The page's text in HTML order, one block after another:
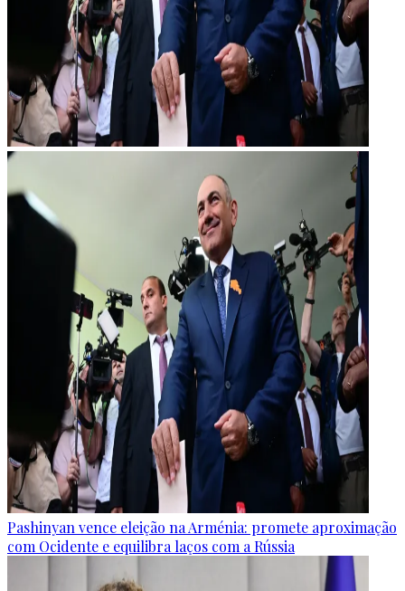
Pashinyan vence eleição na Arménia: promete aproximação
com Ocidente e equilibra laços com a Rússia